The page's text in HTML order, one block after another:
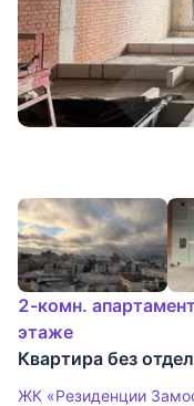
2-комн.
этаже
Квартира без
ЖК «Резиденции